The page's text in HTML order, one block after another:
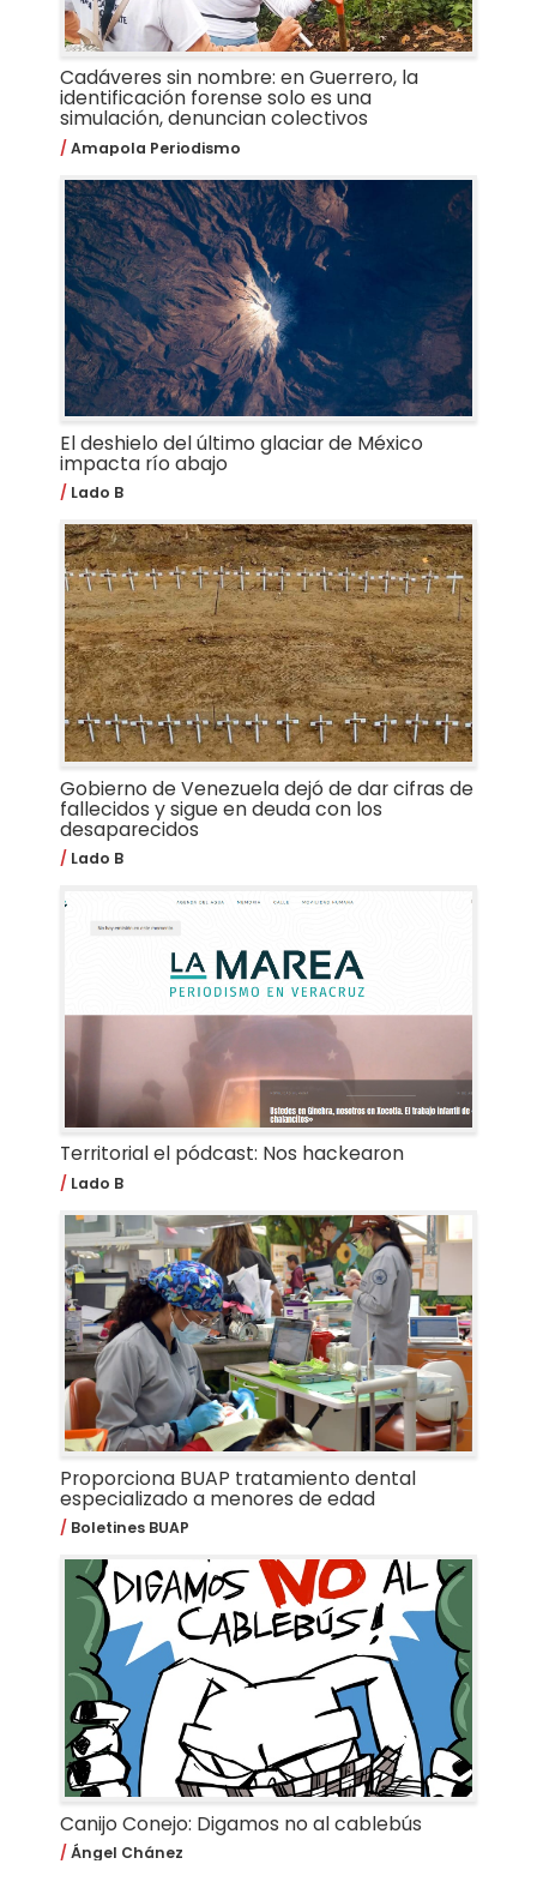
Cadáveres sin nombre: en Guerrero, la
identificación forense solo es una
simulación, denuncian colectivos
Amapola Periodismo
El deshielo del último glaciar de México
impacta río abajo
Lado B
Gobierno de Venezuela dejó de dar cifras de
fallecidos y sigue en deuda con los
desaparecidos
Lado B
Territorial el pódcast: Nos hackearon
Lado B
Proporciona BUAP tratamiento dental
especializado a menores de edad
Boletines BUAP
Canijo Conejo: Digamos no al cablebús
Ángel Chánez